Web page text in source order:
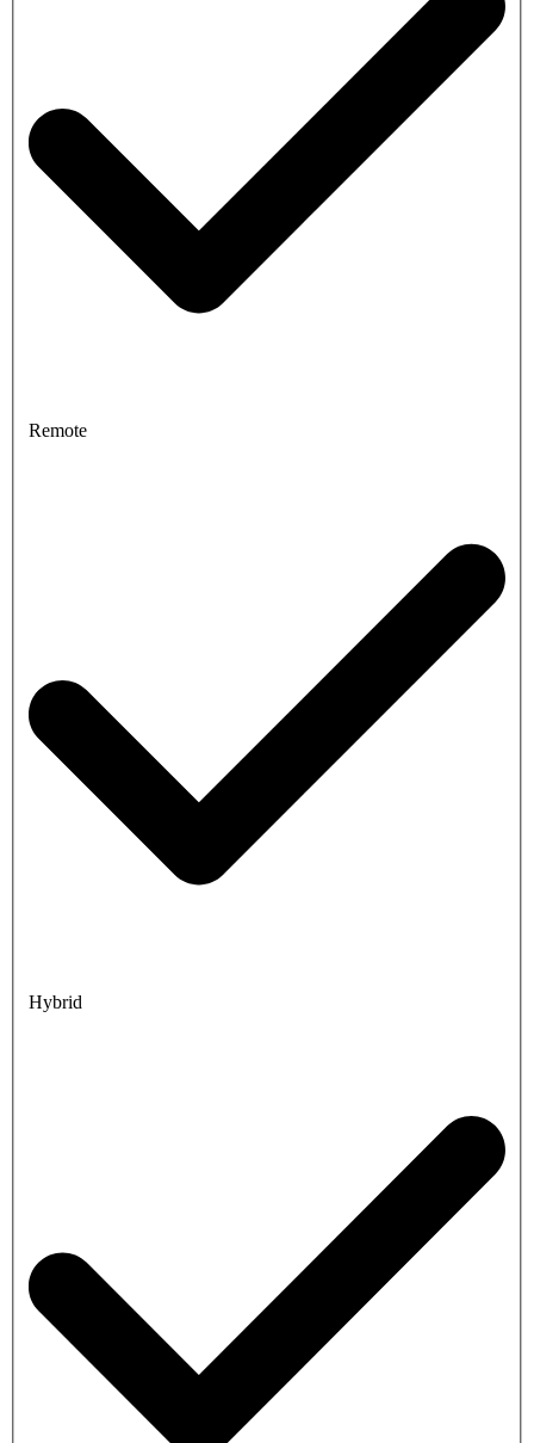
Remote
Hybrid